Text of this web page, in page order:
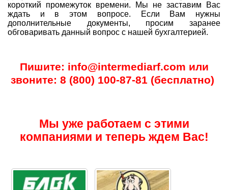
короткий промежуток времени. Мы не заставим Вас
ждать и в этом вопросе. Если Вам нужны
дополнительные документы, просим заранее
обговаривать данный вопрос с нашей бухгалтерией.
Пишите: info@intermediarf.com или
звоните: 8 (800) 100-87-81 (бесплатно)
Мы уже работаем с этими
компаниями и теперь ждем Вас!